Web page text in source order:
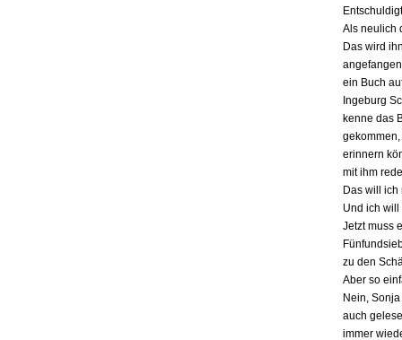
Als neulich
Das wird
ein Buch
Ingeburg
kenne das
erinnern
mit ihm
Das will
Und ich
Jetzt muss
zu den
Aber so
Nein,
auch
immer